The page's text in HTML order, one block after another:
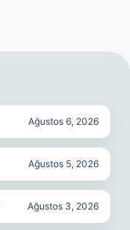
Ağustos 6, 2026
Ağustos 5, 2026
Ağustos 3, 2026